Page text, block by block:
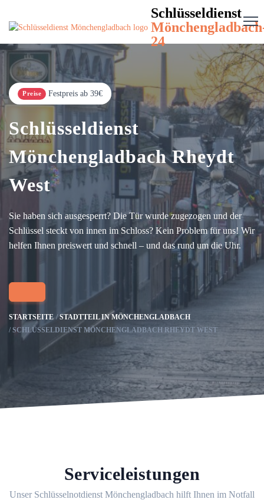
Schlüsseldienst
24
Preise Festpreis ab 39€
Schlüsseldienst
Mönchengladbach Rheydt
West
Sie haben sich ausgesperrt? Die Tür wurde zugezogen und der
Schlüssel steckt von innen im Schloss? Kein Problem für uns! Wir
helfen Ihnen preiswert und schnell – und das rund um die Uhr.
STARTSEITE
STADTTEIL IN MÖNCHENGLADBACH
SCHLÜSSELDIENST MÖNCHENGLADBACH RHEYDT WEST
Serviceleistungen
Unser Schlüsselnotdienst Mönchengladbach hilft Ihnen im Notfall